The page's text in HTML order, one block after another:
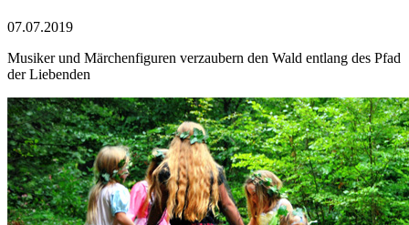
07.07.2019
Musiker und Märchenfiguren verzaubern den Wald entlang des Pfad
der Liebenden